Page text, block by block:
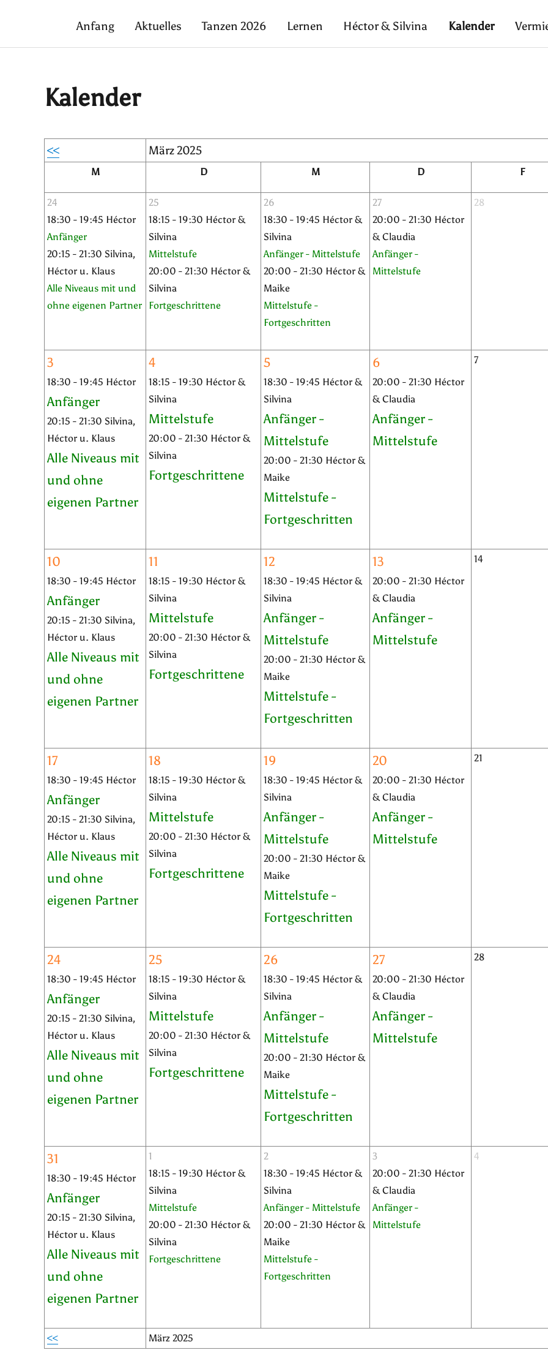
Anfang Aktuelles Tanzen 2026 Lernen Héctor & Silvina Kalender
Kalender
<< März 2025
M D M D F
24
18:30 - 19:45 Héctor
Anfänger
20:15 - 21:30 Silvina,
Héctor u. Klaus
Alle Niveaus mit und
ohne eigenen Partner
25
18:15 - 19:30 Héctor &
Silvina
Mittelstufe
20:00 - 21:30 Héctor &
Silvina
Fortgeschrittene
26
18:30 - 19:45 Héctor &
Silvina
Anfänger - Mittelstufe
20:00 - 21:30 Héctor &
Maike
Mittelstufe -
Fortgeschritten
27
20:00 - 21:30 Héctor
& Claudia
Anfänger -
Mittelstufe
28
3
18:30 - 19:45 Héctor
Anfänger
20:15 - 21:30 Silvina,
Héctor u. Klaus
Alle Niveaus mit
und ohne
eigenen Partner
4
18:15 - 19:30 Héctor &
Silvina
Mittelstufe
20:00 - 21:30 Héctor &
Silvina
Fortgeschrittene
5
18:30 - 19:45 Héctor &
Silvina
Anfänger -
Mittelstufe
20:00 - 21:30 Héctor &
Maike
Mittelstufe -
Fortgeschritten
6
20:00 - 21:30 Héctor
& Claudia
Anfänger -
Mittelstufe
7
10
18:30 - 19:45 Héctor
Anfänger
20:15 - 21:30 Silvina,
Héctor u. Klaus
Alle Niveaus mit
und ohne
eigenen Partner
11
18:15 - 19:30 Héctor &
Silvina
Mittelstufe
20:00 - 21:30 Héctor &
Silvina
Fortgeschrittene
12
18:30 - 19:45 Héctor &
Silvina
Anfänger -
Mittelstufe
20:00 - 21:30 Héctor &
Maike
Mittelstufe -
Fortgeschritten
13
20:00 - 21:30 Héctor
& Claudia
Anfänger -
Mittelstufe
14
17
18:30 - 19:45 Héctor
Anfänger
20:15 - 21:30 Silvina,
Héctor u. Klaus
Alle Niveaus mit
und ohne
eigenen Partner
18
18:15 - 19:30 Héctor &
Silvina
Mittelstufe
20:00 - 21:30 Héctor &
Silvina
Fortgeschrittene
19
18:30 - 19:45 Héctor &
Silvina
Anfänger -
Mittelstufe
20:00 - 21:30 Héctor &
Maike
Mittelstufe -
Fortgeschritten
20
20:00 - 21:30 Héctor
& Claudia
Anfänger -
Mittelstufe
21
24
18:30 - 19:45 Héctor
Anfänger
20:15 - 21:30 Silvina,
Héctor u. Klaus
Alle Niveaus mit
und ohne
eigenen Partner
25
18:15 - 19:30 Héctor &
Silvina
Mittelstufe
20:00 - 21:30 Héctor &
Silvina
Fortgeschrittene
26
18:30 - 19:45 Héctor &
Silvina
Anfänger -
Mittelstufe
20:00 - 21:30 Héctor &
Maike
Mittelstufe -
Fortgeschritten
27
20:00 - 21:30 Héctor
& Claudia
Anfänger -
Mittelstufe
28
31
18:30 - 19:45 Héctor
Anfänger
20:15 - 21:30 Silvina,
Héctor u. Klaus
Alle Niveaus mit
und ohne
eigenen Partner
1
18:15 - 19:30 Héctor &
Silvina
Mittelstufe
20:00 - 21:30 Héctor &
Silvina
Fortgeschrittene
2
18:30 - 19:45 Héctor &
Silvina
Anfänger - Mittelstufe
20:00 - 21:30 Héctor &
Maike
Mittelstufe -
Fortgeschritten
3
20:00 - 21:30 Héctor
& Claudia
Anfänger -
Mittelstufe
4
<< März 2025